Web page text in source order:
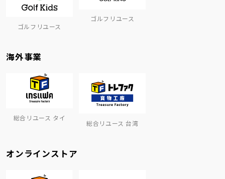
ゴルフリユース
ゴルフリユース
海外事業
総合リユース タイ
総合リユース 台湾
オンラインストア